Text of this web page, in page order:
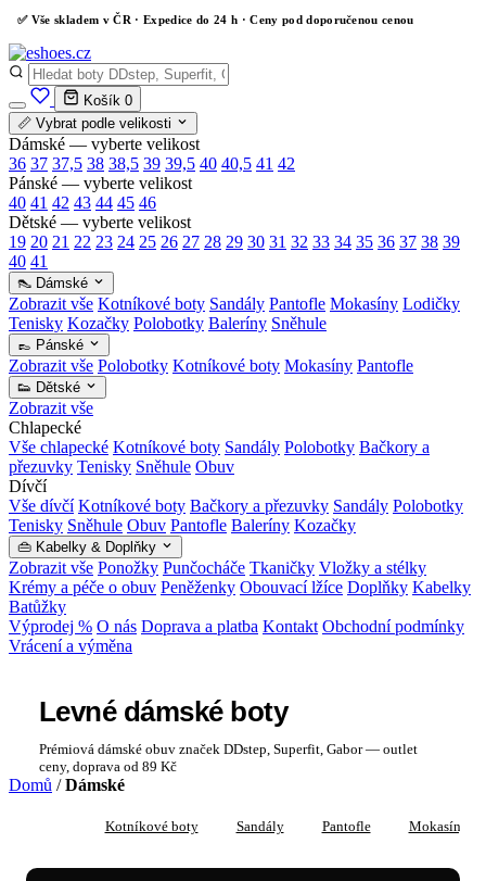
✅ Vše skladem v ČR · Expedice do 24 h · Ceny pod doporučenou cenou
Košík 0
📏 Vybrat podle velikosti
Dámské — vyberte velikost
36 37 37,5 38 38,5 39 39,5 40 40,5 41 42
Pánské — vyberte velikost
40 41 42 43 44 45 46
Dětské — vyberte velikost
19 20 21 22 23 24 25 26 27 28 29 30 31 32 33 34 35 36 37 38 39
40 41
👠 Dámské
Zobrazit vše Kotníkové boty Sandály Pantofle Mokasíny Lodičky
Tenisky Kozačky Polobotky Baleríny Sněhule
👞 Pánské
Zobrazit vše Polobotky Kotníkové boty Mokasíny Pantofle
👟 Dětské
Zobrazit vše
Chlapecké
Vše chlapecké Kotníkové boty Sandály Polobotky Bačkory a
přezuvky Tenisky Sněhule Obuv
Dívčí
Vše dívčí Kotníkové boty Bačkory a přezuvky Sandály Polobotky
Tenisky Sněhule Obuv Pantofle Baleríny Kozačky
👜 Kabelky & Doplňky
Zobrazit vše Ponožky Punčocháče Tkaničky Vložky a stélky
Krémy a péče o obuv Peněženky Obouvací lžíce Doplňky Kabelky
Batůžky
Výprodej % O nás Doprava a platba Kontakt Obchodní podmínky
Vrácení a výměna
Levné dámské boty
Prémiová dámské obuv značek DDstep, Superfit, Gabor — outlet
ceny, doprava od 89 Kč
Domů / Dámské
Kotníkové boty Sandály Pantofle Mokasíny